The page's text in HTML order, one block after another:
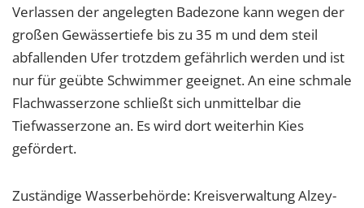
Verlassen der angelegten Badezone kann wegen der
großen Gewässertiefe bis zu 35 m und dem steil
abfallenden Ufer trotzdem gefährlich werden und ist
nur für geübte Schwimmer geeignet. An eine schmale
Flachwasserzone schließt sich unmittelbar die
Tiefwasserzone an. Es wird dort weiterhin Kies
gefördert.
Zuständige Wasserbehörde: Kreisverwaltung Alzey-